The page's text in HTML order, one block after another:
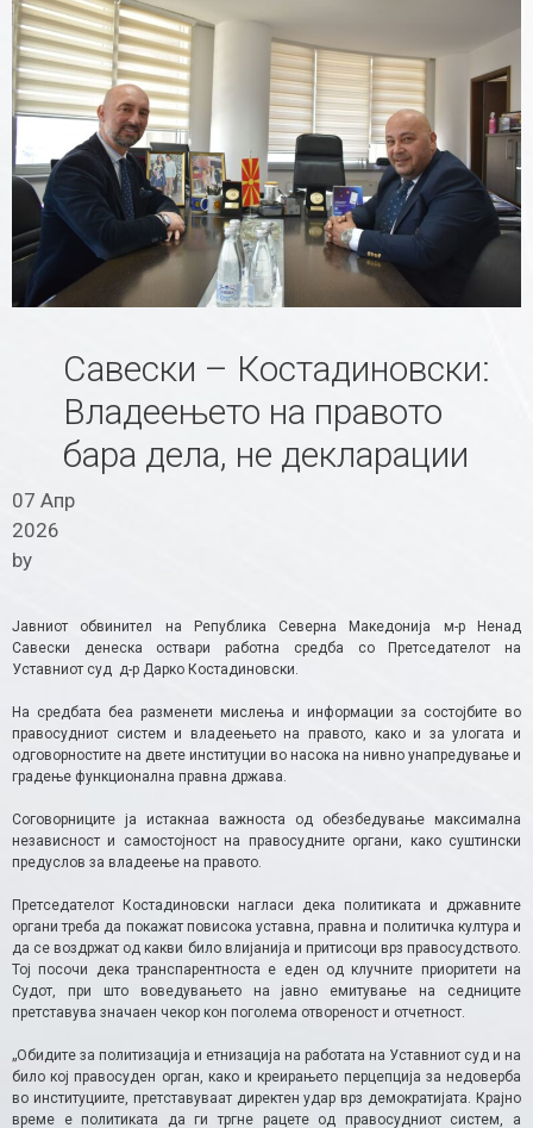
Савески – Костадиновски:
Владеењето на правото
бара дела, не декларации
07 Апр
2026
by
Јавниот обвинител на Република Северна Македонија м-р Ненад
Савески денеска оствари работна средба со Претседателот на
Уставниот суд д-р Дарко Костадиновски.
На средбата беа разменети мислења и информации за состојбите во
правосудниот систем и владеењето на правото, како и за улогата и
одговорностите на двете институции во насока на нивно унапредување и
градење функционална правна држава.
Соговорниците ја истакнаа важноста од обезбедување максимална
независност и самостојност на правосудните органи, како суштински
предуслов за владеење на правото.
Претседателот Костадиновски нагласи дека политиката и државните
органи треба да покажат повисока уставна, правна и политичка култура и
да се воздржат од какви било влијанија и притисоци врз правосудството.
Тој посочи дека транспарентноста е еден од клучните приоритети на
Судот, при што воведувањето на јавно емитување на седниците
претставува значаен чекор кон поголема отвореност и отчетност.
„Обидите за политизација и етнизација на работата на Уставниот суд и на
било кој правосуден орган, како и креирањето перцепција за недоверба
во институциите, претставуваат директен удар врз демократијата. Крајно
време е политиката да ги тргне рацете од правосудниот систем, а